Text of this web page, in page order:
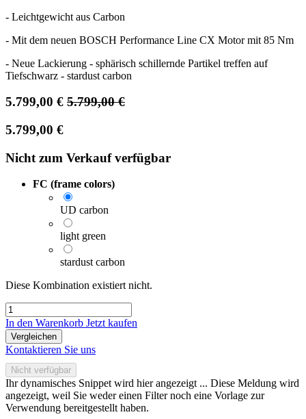
- Leichtgewicht aus Carbon
- Mit dem neuen BOSCH Performance Line CX Motor mit 85 Nm
- Neue Lackierung - sphärisch schillernde Partikel treffen auf
Tiefschwarz - stardust carbon
5.799,00 € 5.799,00€
5.799,00 €
Nicht zum Verkauf verfügbar
FC (frame colors)
UD carbon
light green
stardust carbon
Diese Kombination existiert nicht.
In den Warenkorb Jetzt kaufen
Vergleichen
Kontaktieren Sie uns
Nicht verfügbar
Ihr dynamisches Snippet wird hier angezeigt ... Diese Meldung wird
angezeigt, weil Sie weder einen Filter noch eine Vorlage zur
Verwendung bereitgestellt haben.